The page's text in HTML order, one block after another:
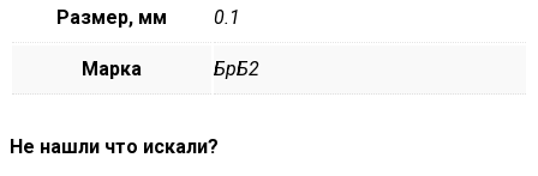
Размер, мм 0.1
Марка БрБ2
Не нашли что искали?